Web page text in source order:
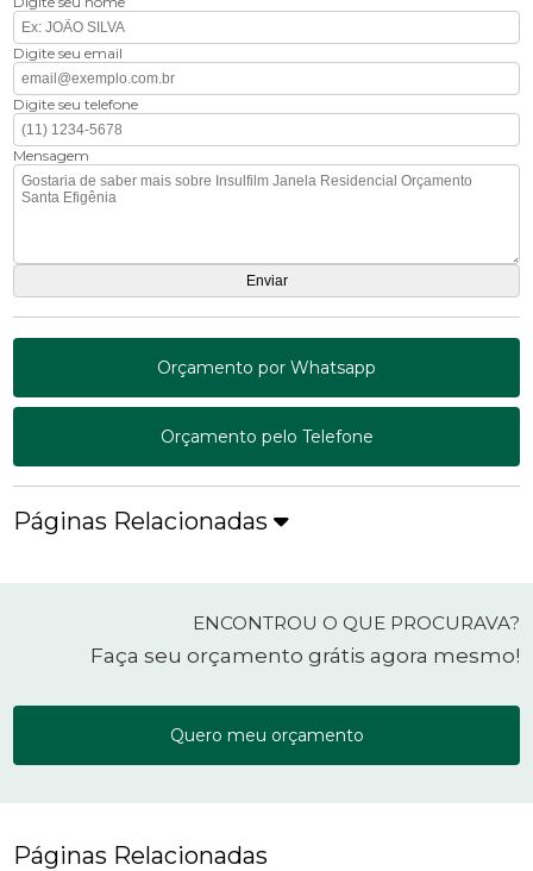
Digite seu email
Digite seu telefone
Mensagem
Orçamento por Whatsapp
Orçamento pelo Telefone
Páginas Relacionadas
ENCONTROU O QUE PROCURAVA?
Faça seu orçamento grátis agora mesmo!
Quero meu orçamento
Páginas Relacionadas